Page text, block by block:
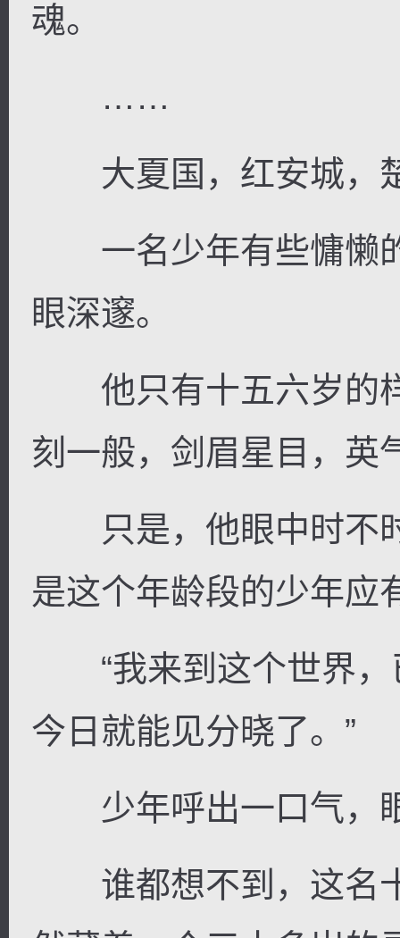
魂。
……
大夏国，红安城，
一名少年有些慵懒
眼深邃。
他只有十五六岁的
刻一般，剑眉星目，英
只是，他眼中时不
是这个年龄段的少年应
“我来到这个世界，
今日就能见分晓了。”
少年呼出一口气，
谁都想不到，这名